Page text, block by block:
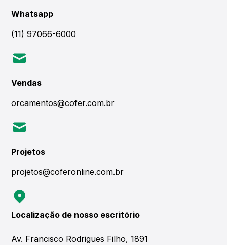
Whatsapp
(11) 97066-6000
Vendas
orcamentos@cofer.com.br
Projetos
projetos@coferonline.com.br
Localização de nosso escritório
Av. Francisco Rodrigues Filho, 1891